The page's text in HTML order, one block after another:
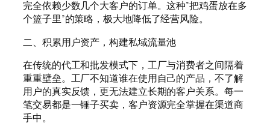
完全依赖少数几个大客户的订单。这种”把鸡蛋放在多
个篮子里”的策略，极大地降低了经营风险。
二、积累用户资产，构建私域流量池
在传统的代工和批发模式下，工厂与消费者之间隔着
重重壁垒。工厂不知道谁在使用自己的产品，不了解
用户的真实反馈，更无法建立长期的客户关系。每一
笔交易都是一锤子买卖，客户资源完全掌握在渠道商
手中。